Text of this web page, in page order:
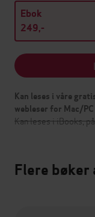
Ebok
249,-
Kan leses i våre
webleser for Mac/PC
Kan leses i iBooks,
Flere